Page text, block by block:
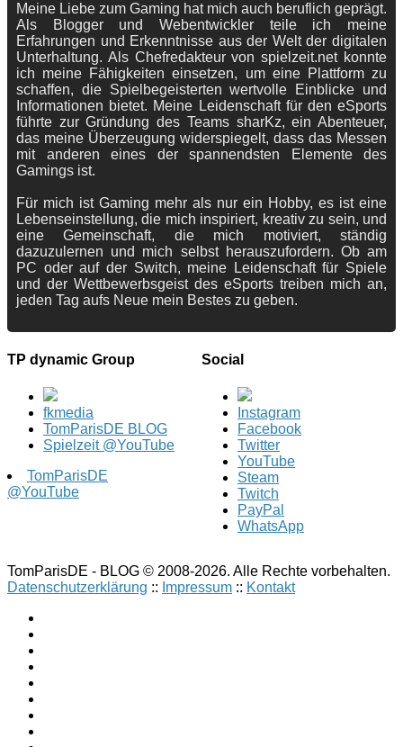
Meine Liebe zum Gaming hat mich auch beruflich geprägt.
Als Blogger und Webentwickler teile ich meine
Erfahrungen und Erkenntnisse aus der Welt der digitalen
Unterhaltung. Als Chefredakteur von spielzeit.net konnte
ich meine Fähigkeiten einsetzen, um eine Plattform zu
schaffen, die Spielbegeisterten wertvolle Einblicke und
Informationen bietet. Meine Leidenschaft für den eSports
führte zur Gründung des Teams sharKz, ein Abenteuer,
das meine Überzeugung widerspiegelt, dass das Messen
mit anderen eines der spannendsten Elemente des
Gamings ist.
Für mich ist Gaming mehr als nur ein Hobby, es ist eine
Lebenseinstellung, die mich inspiriert, kreativ zu sein, und
eine Gemeinschaft, die mich motiviert, ständig
dazuzulernen und mich selbst herauszufordern. Ob am
PC oder auf der Switch, meine Leidenschaft für Spiele
und der Wettbewerbsgeist des eSports treiben mich an,
jeden Tag aufs Neue mein Bestes zu geben.
TP dynamic Group
fkmedia
TomParisDE BLOG
Spielzeit @YouTube
TomParisDE
@YouTube
Social
Instagram
Facebook
Twitter
YouTube
Steam
Twitch
PayPal
WhatsApp
TomParisDE - BLOG © 2008-2026. Alle Rechte vorbehalten.
Datenschutzerklärung :: Impressum :: Kontakt